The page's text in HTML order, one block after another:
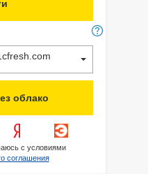
облако
с условиями
соглашения